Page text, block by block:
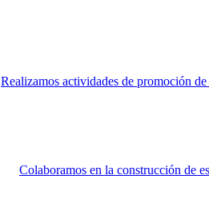
Realizamos actividades de promoción
Colaboramos en la construcción de